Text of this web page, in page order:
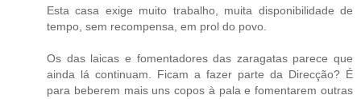
Esta casa exige muito trabalho, muita disponibilidade de
tempo, sem recompensa, em prol do povo.
Os das laicas e fomentadores das zaragatas parece que
ainda lá continuam. Ficam a fazer parte da Direcção? É
para beberem mais uns copos à pala e fomentarem outras